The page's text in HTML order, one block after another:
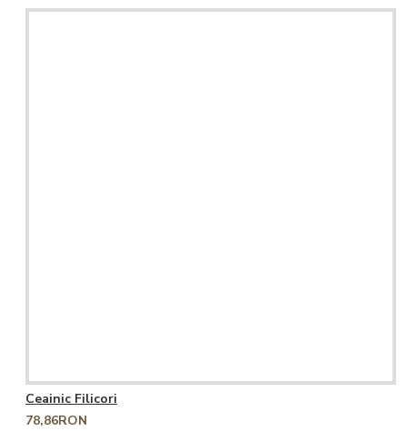
Ceainic Filicori
78,86RON